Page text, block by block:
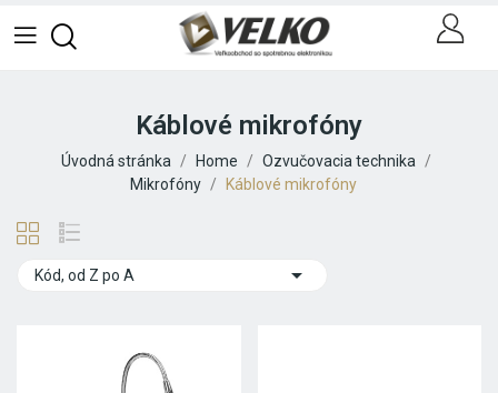
Káblové mikrofóny
Úvodná stránka Home
Ozvučovacia technika
Mikrofóny
Káblové mikrofóny
Kód, od Z po A 